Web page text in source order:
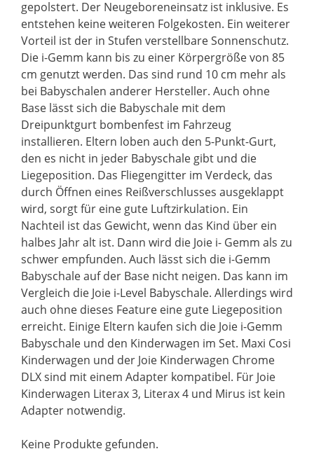
gepolstert. Der Neugeboreneinsatz ist inklusive. Es
entstehen keine weiteren Folgekosten. Ein weiterer
Vorteil ist der in Stufen verstellbare Sonnenschutz.
Die i-Gemm kann bis zu einer Körpergröße von 85
cm genutzt werden. Das sind rund 10 cm mehr als
bei Babyschalen anderer Hersteller. Auch ohne
Base lässt sich die Babyschale mit dem
Dreipunktgurt bombenfest im Fahrzeug
installieren. Eltern loben auch den 5-Punkt-Gurt,
den es nicht in jeder Babyschale gibt und die
Liegeposition. Das Fliegengitter im Verdeck, das
durch Öffnen eines Reißverschlusses ausgeklappt
wird, sorgt für eine gute Luftzirkulation. Ein
Nachteil ist das Gewicht, wenn das Kind über ein
halbes Jahr alt ist. Dann wird die Joie i- Gemm als zu
schwer empfunden. Auch lässt sich die i-Gemm
Babyschale auf der Base nicht neigen. Das kann im
Vergleich die Joie i-Level Babyschale. Allerdings wird
auch ohne dieses Feature eine gute Liegeposition
erreicht. Einige Eltern kaufen sich die Joie i-Gemm
Babyschale und den Kinderwagen im Set. Maxi Cosi
Kinderwagen und der Joie Kinderwagen Chrome
DLX sind mit einem Adapter kompatibel. Für Joie
Kinderwagen Literax 3, Literax 4 und Mirus ist kein
Adapter notwendig.
Keine Produkte gefunden.